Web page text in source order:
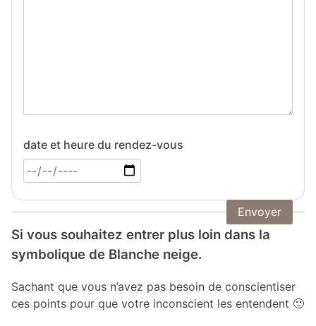
date et heure du rendez-vous
Si vous souhaitez entrer plus loin dans la
symbolique de Blanche neige.
Sachant que vous n’avez pas besoin de conscientiser
ces points pour que votre inconscient les entendent 🙂